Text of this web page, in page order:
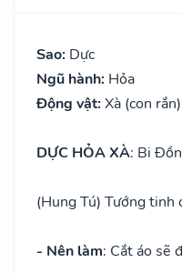
Sao: Dực
Ngũ hành: Hỏa
Động vật: Xà (con rắn)
DỰC HỎA XÀ: Bi
(Hung Tú) Tướng tinh
- Nên làm: Cắt áo sẽ